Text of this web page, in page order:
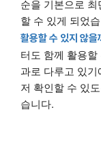
순을 기본으로
할 수 있게 되었
활용할 수 있지 않을
터도 함께 활용
과로 다루고 있
저 확인할 수 있
습니다.